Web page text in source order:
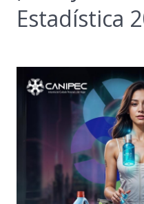
Estadística